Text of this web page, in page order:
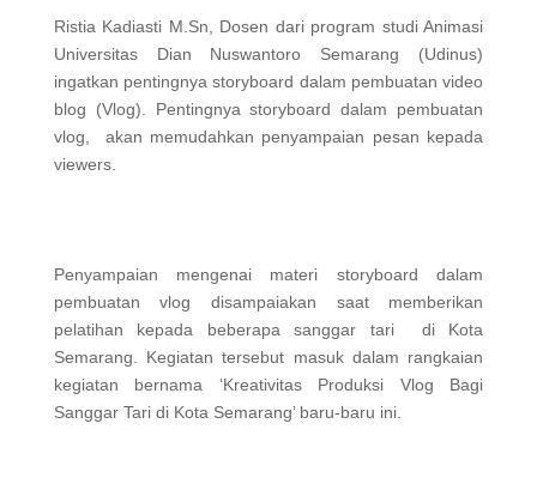
Ristia Kadiasti M.Sn, Dosen dari program studi Animasi
Universitas Dian Nuswantoro Semarang (Udinus)
ingatkan pentingnya storyboard dalam pembuatan video
blog (Vlog). Pentingnya storyboard dalam pembuatan
vlog, akan memudahkan penyampaian pesan kepada
viewers.
Penyampaian mengenai materi storyboard dalam
pembuatan vlog disampaiakan saat memberikan
pelatihan kepada beberapa sanggar tari di Kota
Semarang. Kegiatan tersebut masuk dalam rangkaian
kegiatan bernama ‘Kreativitas Produksi Vlog Bagi
Sanggar Tari di Kota Semarang’ baru-baru ini.